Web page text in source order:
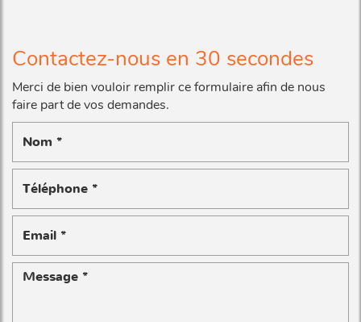
Contactez-nous en 30 secondes
Merci de bien vouloir remplir ce formulaire afin de nous
faire part de vos demandes.